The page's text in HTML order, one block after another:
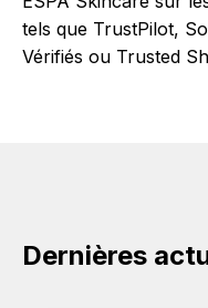
tels que TrustPilot,
Vérifiés ou Trusted
Dernières